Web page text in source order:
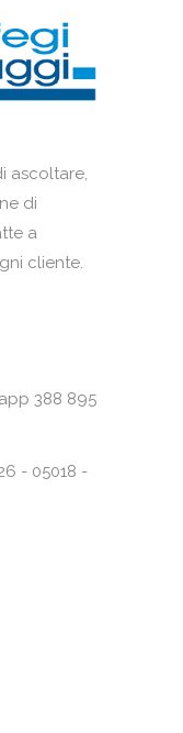
ascoltare,
di
a
cliente.
388 895
- 05018 -